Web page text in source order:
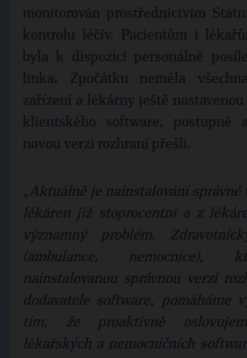
monitorován prostřednictvím
kontrolu léčiv. Pacientům i
byla k dispozici personálně
linka. Zpočátku neměla
zařízení a lékárny ještě
klientského software, postupně
novou verzi rozhraní přešli.
„Aktuálně je nainstalování správné
lékáren již stoprocentní a z
významný problém.
(ambulance, nemocnice),
nainstalovanou správnou verzi
dodavatele software, pomáháme
tím, že proaktivně
lékařských a nemocničních